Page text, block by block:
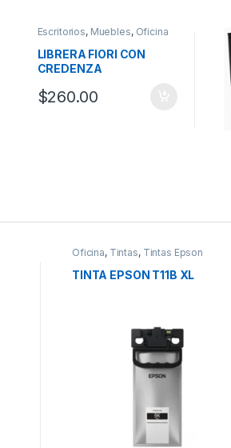
Escritorios, Muebles, Oficina
LIBRERA FIORI CON
CREDENZA
$260.00
Oficina, Tintas, Tintas Epson
TINTA EPSON T11B XL